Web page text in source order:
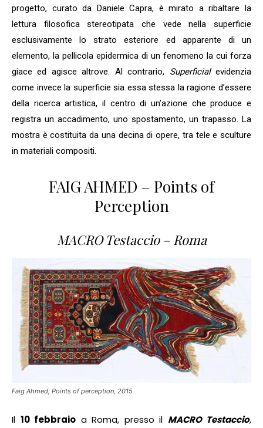
progetto, curato da Daniele Capra, è mirato a ribaltare la
lettura filosofica stereotipata che vede nella superficie
esclusivamente lo strato esteriore ed apparente di un
elemento, la pellicola epidermica di un fenomeno la cui forza
giace ed agisce altrove. Al contrario, Superficialevidenzia
come invece la superficie sia essa stessa la ragione d’essere
della ricerca artistica, il centro di un’azione che produce e
registra un accadimento, uno spostamento, un trapasso. La
mostra è costituita da una decina di opere, tra tele e sculture
in materiali compositi.
FAIG AHMED – Points of
Perception
MACRO Testaccio – Roma
Faig Ahmed, Points of perception, 2015
Il 10 febbraio a Roma, presso il MACRO Testaccio,